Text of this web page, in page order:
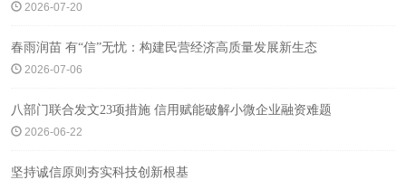
2026-07-20
春雨润苗 有“信”无忧：构建民营经济高质量发展新生态
2026-07-06
八部门联合发文23项措施 信用赋能破解小微企业融资难题
2026-06-22
坚持诚信原则夯实科技创新根基